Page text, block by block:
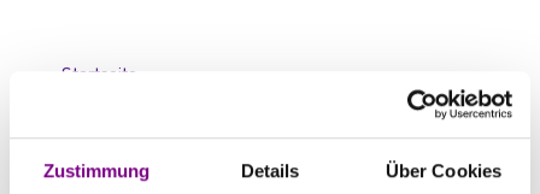
Zustimmung Details Über Cookies
Startseite